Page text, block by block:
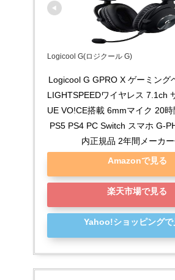
Logicool G(ロジクール G)
Logicool G GPRO X ゲーミング
LIGHTSPEEDワイヤレス 7.1ch
UE VO!CE搭載 6mmマイク 20
PS5 PS4 PC Switch スマホ G-
内正規品 2年間メーカ
Amazonで見る
楽天市場で見る
Yahoo!ショッピングで